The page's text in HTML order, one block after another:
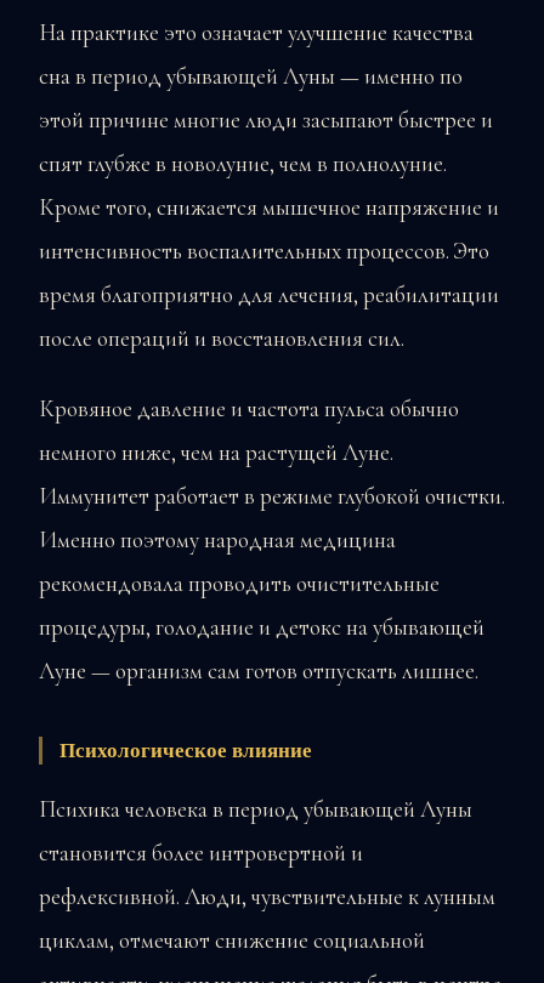
На практике это означает улучшение качества
сна в период убывающей Луны — именно по
этой причине многие люди засыпают быстрее и
спят глубже в новолуние, чем в полнолуние.
Кроме того, снижается мышечное напряжение и
интенсивность воспалительных процессов. Это
время благоприятно для лечения, реабилитации
после операций и восстановления сил.
Кровяное давление и частота пульса обычно
немного ниже, чем на растущей Луне.
Иммунитет работает в режиме глубокой очистки.
Именно поэтому народная медицина
рекомендовала проводить очистительные
процедуры, голодание и детокс на убывающей
Луне — организм сам готов отпускать лишнее.
Психологическое влияние
Психика человека в период убывающей Луны
становится более интровертной и
рефлексивной. Люди, чувствительные к лунным
циклам, отмечают снижение социальной